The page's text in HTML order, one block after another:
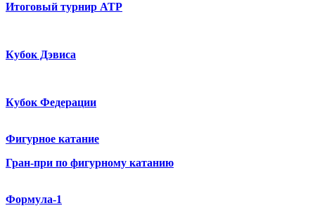
Итоговый турнир ATP
Кубок Дэвиса
Кубок Федерации
Фигурное катание
Гран-при по фигурному катанию
Формула-1